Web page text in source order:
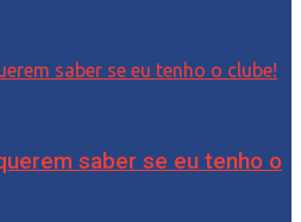
saber se eu tenho o